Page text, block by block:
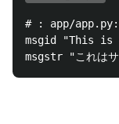
# : app/
msgid "This is